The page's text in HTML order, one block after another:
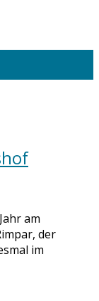
am
der
im